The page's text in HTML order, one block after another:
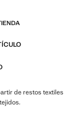
de restos